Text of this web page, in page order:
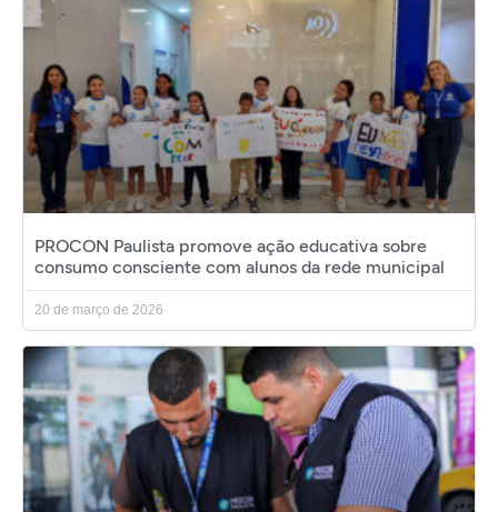
PROCON Paulista promove ação educativa sobre
consumo consciente com alunos da rede municipal
20 de março de 2026